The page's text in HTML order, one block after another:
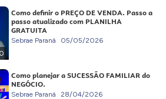
Como definir o PREÇO DE VENDA. Passo a
passo atualizado com PLANILHA
GRATUITA
Sebrae Paraná 05/05/2026
Como planejar a SUCESSÃO FAMILIAR do
NEGÓCIO.
Sebrae Paraná 28/04/2026